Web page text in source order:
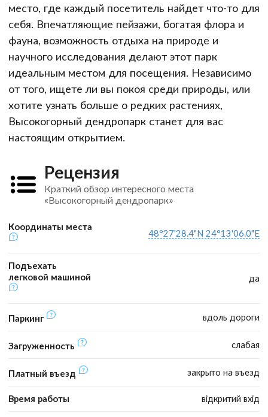
место, где каждый посетитель найдет что-то для
себя. Впечатляющие пейзажи, богатая флора и
фауна, возможность отдыха на природе и
научного исследования делают этот парк
идеальным местом для посещения. Независимо
от того, ищете ли вы покоя среди природы, или
хотите узнать больше о редких растениях,
Высокогорный дендропарк станет для вас
настоящим открытием.
Рецензия
Краткий обзор интересного места
«Высокогорный дендропарк»
Координаты места
48°27'28.4"N 24°13'06.0"E
Подъехать
легковой машиной
да
Паркинг вдоль дороги
Загруженность слабая
Платный въезд закрыто на въезд
Время работы відкритий вхід